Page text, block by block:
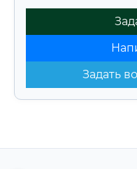
Задать